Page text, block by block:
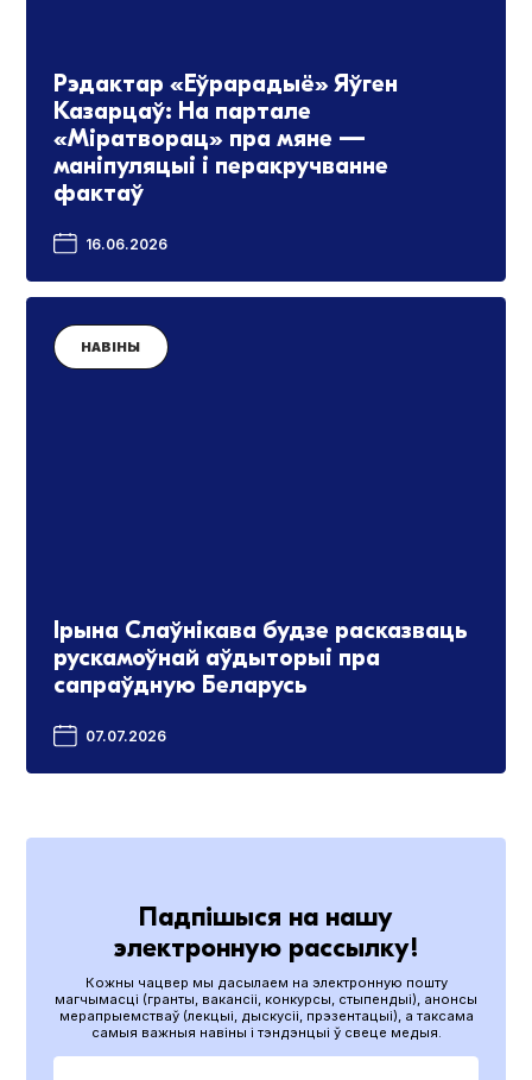
Рэдактар «Еўрарадыё» Яўген
Казарцаў: На партале
«Міратворац» пра мяне —
маніпуляцыі і перакручванне
фактаў
16.06.2026
НАВІНЫ
Ірына Слаўнікава будзе расказваць
рускамоўнай аўдыторыі пра
сапраўдную Беларусь
07.07.2026
Падпішыся на нашу
электронную рассылку!
Кожны чацвер мы дасылаем на электронную пошту
магчымасці (гранты, вакансіі, конкурсы, стыпендыі), анонсы
мерапрыемстваў (лекцыі, дыскусіі, прэзентацыі), а таксама
самыя важныя навіны і тэндэнцыі ў свеце медыя.